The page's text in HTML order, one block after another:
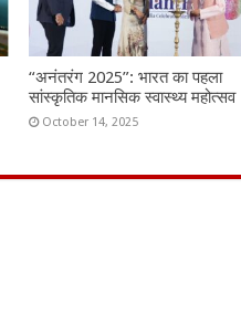
“अनंतरंग 2025”: भारत का पहला
सांस्कृतिक मानसिक स्वास्थ्य महोत्सव
October 14, 2025